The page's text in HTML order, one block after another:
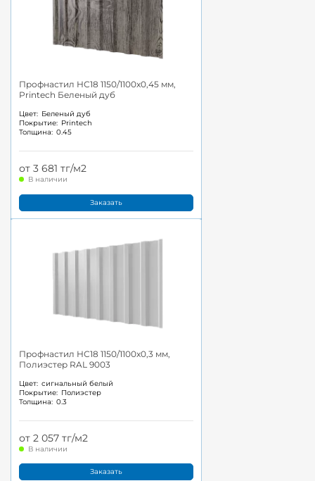
Профнастил НС18 1150/1100x0,45 мм,
Printech Беленый дуб
Цвет: Беленый дуб
Покрытие: Printech
Толщина: 0.45
от 3 681 тг/м2
В наличии
Заказать
Профнастил НС18 1150/1100x0,3 мм,
Полиэстер RAL 9003
Цвет: сигнальный белый
Покрытие: Полиэстер
Толщина: 0.3
от 2 057 тг/м2
В наличии
Заказать